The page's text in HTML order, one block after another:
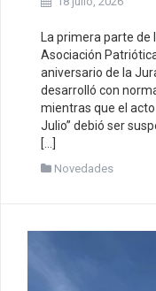
La primera parte
Asociación
aniversario de la
desarrolló con
mientras que el
Julio” debió ser
[…]
Novedades